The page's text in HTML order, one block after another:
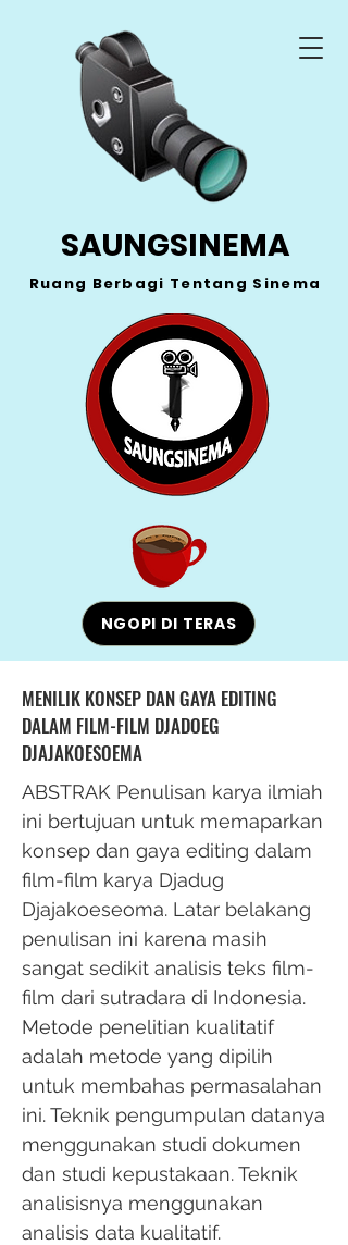
SAUNGSINEMA
Ruang Berbagi Tentang Sinema
NGOPI DI TERAS
MENILIK KONSEP DAN GAYA EDITING
DALAM FILM-FILM DJADOEG
DJAJAKOESOEMA
ABSTRAK Penulisan karya ilmiah
ini bertujuan untuk memaparkan
konsep dan gaya editing dalam
film-film karya Djadug
Djajakoeseoma. Latar belakang
penulisan ini karena masih
sangat sedikit analisis teks film-
film dari sutradara di Indonesia.
Metode penelitian kualitatif
adalah metode yang dipilih
untuk membahas permasalahan
ini. Teknik pengumpulan datanya
menggunakan studi dokumen
dan studi kepustakaan. Teknik
analisisnya menggunakan
analisis data kualitatif.